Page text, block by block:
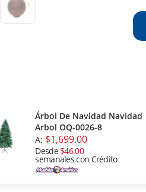
Árbol De Navidad Navidad
Arbol OQ-0026-8
A: $1,699.00
Desde$46.00
semanales con Crédito